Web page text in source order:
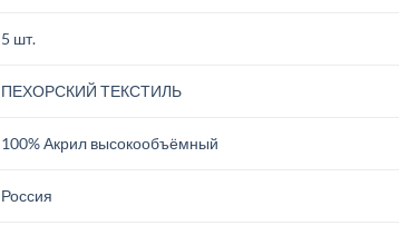
5 шт.
ПЕХОРСКИЙ ТЕКСТИЛЬ
100% Акрил высокообъёмный
Россия